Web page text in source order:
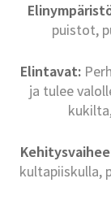
puistot,
Elintavat:
ja tulee
kultapiiskulla,